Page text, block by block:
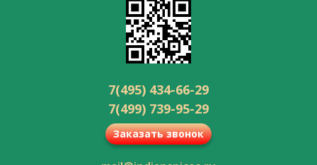
7(495) 434-66-29
7(499) 739-95-29
Заказать звонок